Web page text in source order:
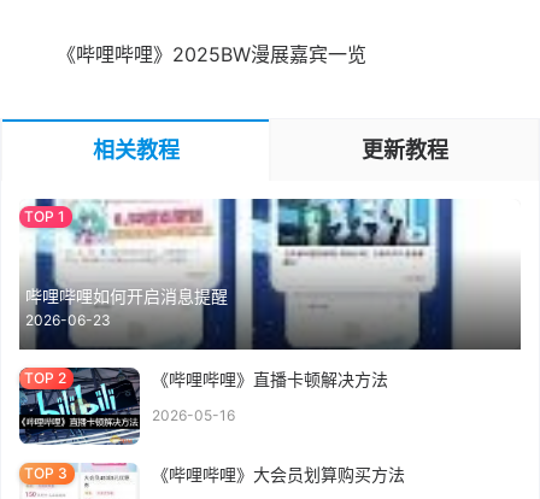
《哔哩哔哩》2025BW漫展嘉宾一览
相关教程 更新教程
哔哩哔哩如何开启消息提醒
2026-06-23
《哔哩哔哩》直播卡顿解决方法
2026-05-16
《哔哩哔哩》大会员划算购买方法